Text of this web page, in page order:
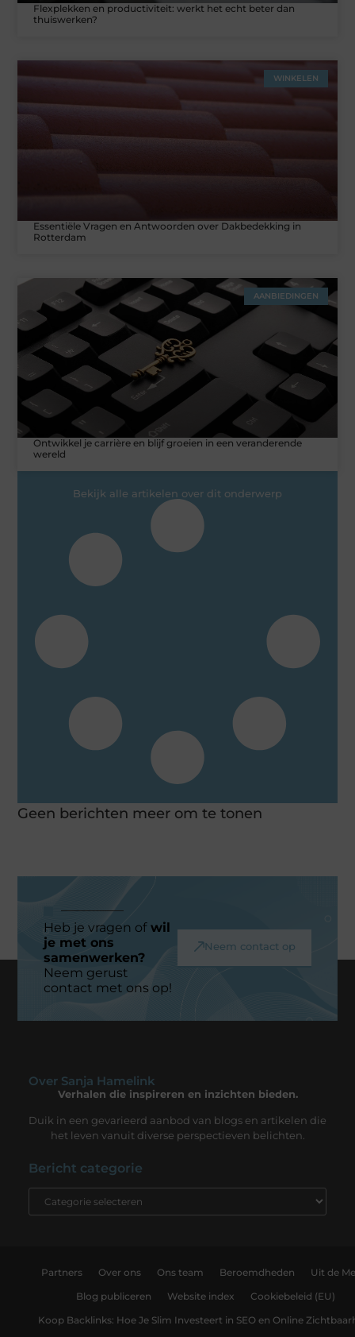
Flexplekken en productiviteit: werkt het echt beter dan
thuiswerken?
WINKELEN
Essentiële Vragen en Antwoorden over Dakbedekking in
Rotterdam
AANBIEDINGEN
Ontwikkel je carrière en blijf groeien in een veranderende
wereld
Bekijk alle artikelen over dit onderwerp
Geen berichten meer om te tonen
Heb je vragen ofwil
je met ons
samenwerken?
Neem gerust
contact met ons op!
Neem contact op
Over Sanja Hamelink
Verhalen die inspireren en inzichten bieden.
Duik in een gevarieerd aanbod van blogs en artikelen die
het leven vanuit diverse perspectieven belichten.
Bericht categorie
Partners Over ons Ons team Beroemdheden Uit de
Blog publiceren Website index Cookiebeleid (EU)
Koop Backlinks: Hoe Je Slim Investeert in SEO en Online